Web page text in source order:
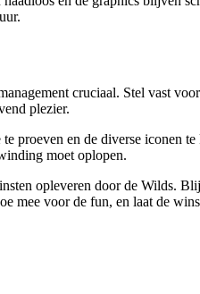
cruciaal. Stel vast
plezier.
proeven en de diverse iconen
moet oplopen.
opleveren door de Wilds.
mee voor de fun, en laat de